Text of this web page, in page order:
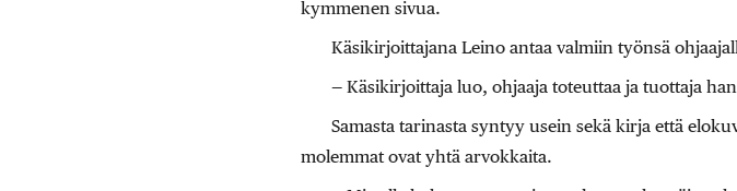
kymmenen sivua.
Käsikirjoittajana Leino antaa valmiin työnsä
— Käsikirjoittaja luo, ohjaaja toteuttaa ja tuottaja
Samasta tarinasta syntyy usein sekä kirja että
molemmat ovat yhtä arvokkaita.